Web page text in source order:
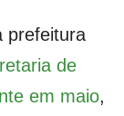
prefeitura
de
em maio,